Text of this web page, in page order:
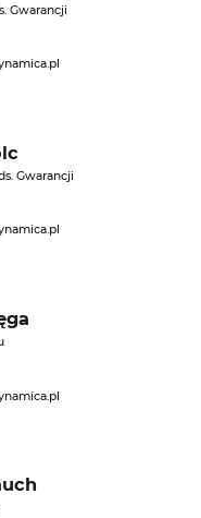
Gwarancji
Gwarancji